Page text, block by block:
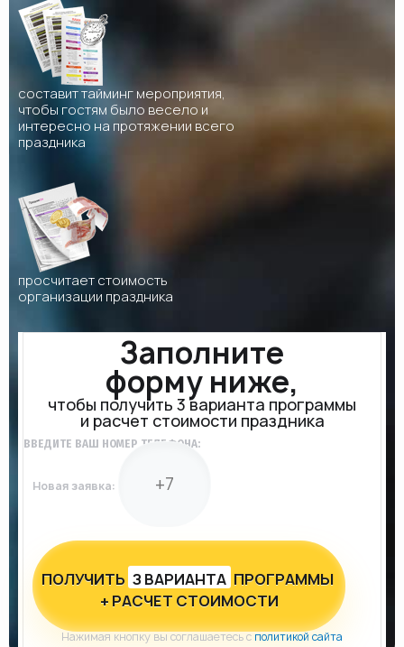
составит тайминг мероприятия,
чтобы гостям было весело и
интересно на протяжении всего
праздника
просчитает стоимость
организации праздника
Заполните
форму ниже,
чтобы получить 3 варианта программы
и расчет стоимости праздника
ВВЕДИТЕ ВАШ НОМЕР ТЕЛЕФОНА:
Новая заявка:
ПОЛУЧИТЬ З ВАРИАНТА ПРОГРАММЫ
+ РАСЧЕТ СТОИМОСТИ
Нажимая кнопку вы соглашаетесь сполитикой сайта